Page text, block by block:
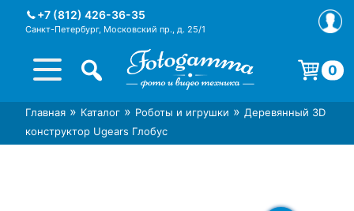
+7 (812) 426-36-35
Санкт-Петербург, Московский пр., д. 25/1
Интернет-магазин фототехники
Foto-Gamma в СПб
Магазин фотоаксессуаров foto-
gamma.ru
0
Корзина пуста.
Главная » Каталог » Роботы и игрушки » Деревянный 3D
конструктор Ugears Глобус